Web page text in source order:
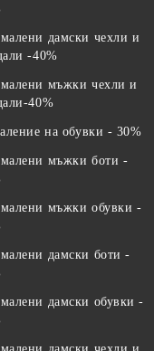
дамски чехли и
-40%
мъжки чехли и
40%
на обувки - 30%
мъжки боти -
мъжки обувки -
дамски боти -
дамски обувки -